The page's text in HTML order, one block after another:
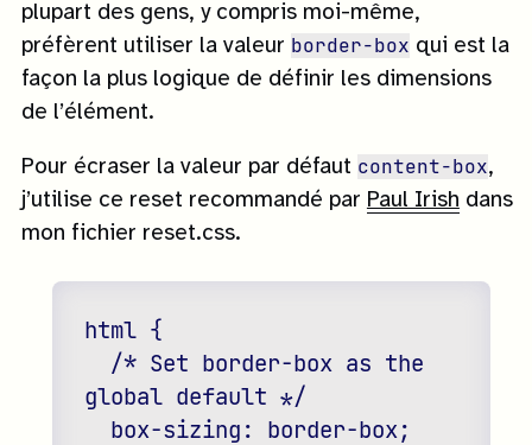
plupart des gens, y compris moi-même,
préfèrent utiliser la valeur border-box qui est la
façon la plus logique de définir les dimensions
de l’élément.
Pour écraser la valeur par défaut content-box,
j’utilise ce reset recommandé par Paul Irish dans
mon fichier reset.css.
html {
global default */